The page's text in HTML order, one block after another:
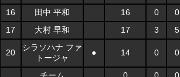
16
田中 平和 16 0 0
17
大村 早和 17 3 5
20
シラソハナ ファ
トージャ
● 14 0 0